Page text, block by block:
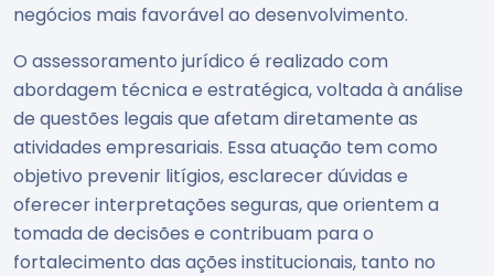
negócios mais favorável ao desenvolvimento.
O assessoramento jurídico é realizado com
abordagem técnica e estratégica, voltada à análise
de questões legais que afetam diretamente as
atividades empresariais. Essa atuação tem como
objetivo prevenir litígios, esclarecer dúvidas e
oferecer interpretações seguras, que orientem a
tomada de decisões e contribuam para o
fortalecimento das ações institucionais, tanto no